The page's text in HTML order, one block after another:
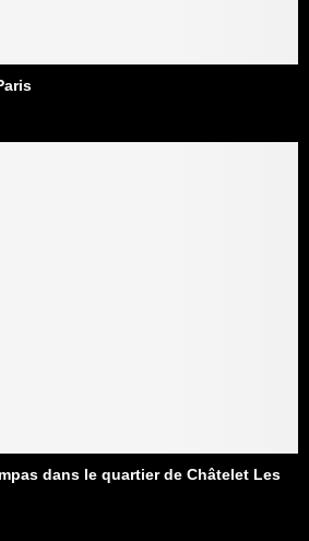
dans le quartier de Châtelet Les